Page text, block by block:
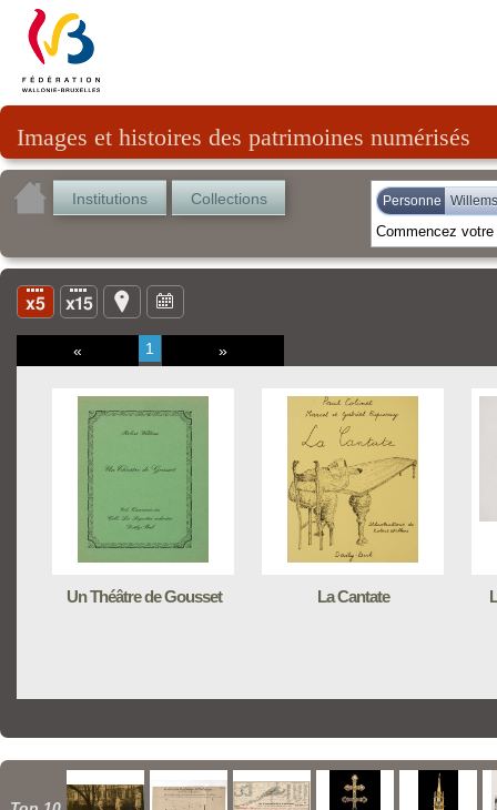
Images et histoires des patrimoines numérisés
Institutions Collections Personne
« 1 »
Un Théâtre de Gousset La Cantate